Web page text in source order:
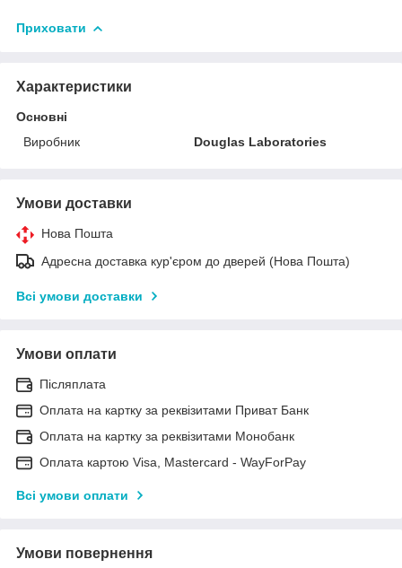
Приховати
Характеристики
Основні
Виробник
Douglas Laboratories
Умови доставки
Нова Пошта
Адресна доставка кур'єром до дверей (Нова Пошта)
Всі умови доставки
Умови оплати
Післяплата
Оплата на картку за реквізитами Приват Банк
Оплата на картку за реквізитами Монобанк
Оплата картою Visa, Mastercard - WayForPay
Всі умови оплати
Умови повернення